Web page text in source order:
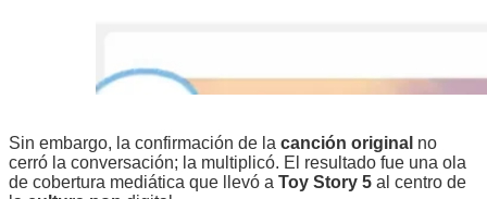
Sin embargo, la confirmación de la canción original no
cerró la conversación; la multiplicó. El resultado fue una ola
de cobertura mediática que llevó a Toy Story 5 al centro de